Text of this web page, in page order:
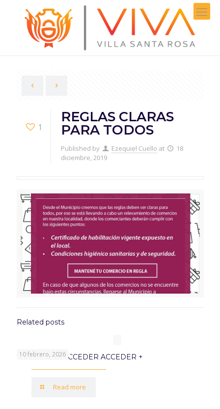
1
REGLAS CLARAS
PARA TODOS
Published by Ezequiel Cuello at
18
diciembre, 2019
Related posts
10 febrero, 2026
PROGRAMA ACCEDER ACCEDER +
Read more